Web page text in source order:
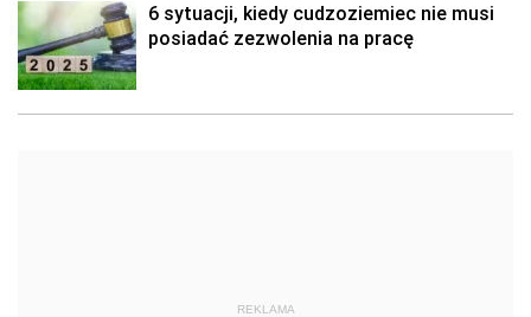
6 sytuacji, kiedy cudzoziemiec nie musi
posiadać zezwolenia na pracę
REKLAMA